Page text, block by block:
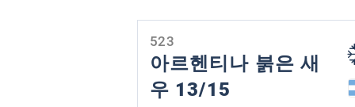
523
아르헨티나 붉은 새
우 13/15